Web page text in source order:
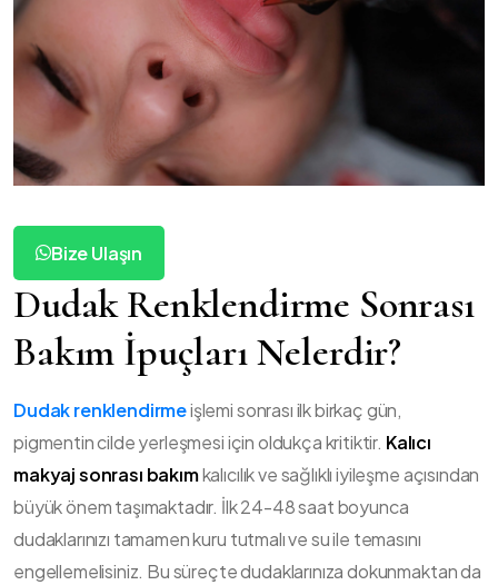
Bize Ulaşın
Dudak Renklendirme Sonrası
Bakım İpuçları Nelerdir?
Dudak renklendirmeişlemi sonrası ilk birkaç gün,
pigmentin cilde yerleşmesi için oldukça kritiktir. Kalıcı
makyaj sonrası bakımkalıcılık ve sağlıklı iyileşme açısından
büyük önem taşımaktadır. İlk 24-48 saat boyunca
dudaklarınızı tamamen kuru tutmalı ve su ile temasını
engellemelisiniz. Bu süreçte dudaklarınıza dokunmaktan da